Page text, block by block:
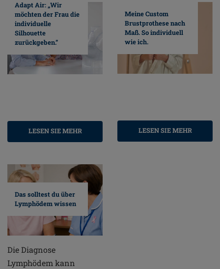
Adapt Air: „Wir
möchten der Frau die
individuelle
Silhouette
zurückgeben.”
LESEN SIE MEHR
Meine Custom
Brustprothese nach
Maß. So individuell
wie ich.
LESEN SIE MEHR
Das solltest du über
Lymphödem wissen
Die Diagnose
Lymphödem kann